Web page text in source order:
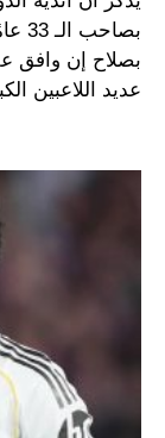
بصلاح إن وافق
عديد اللاعبين